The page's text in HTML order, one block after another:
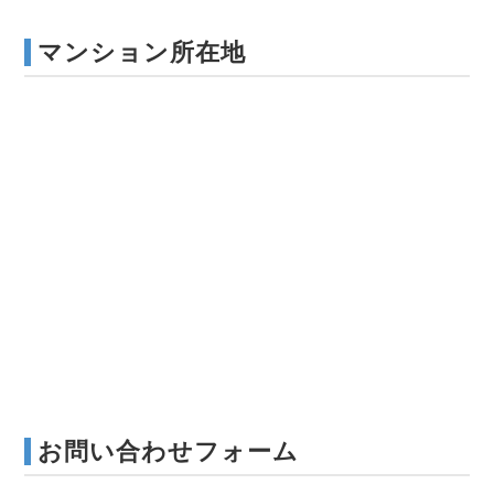
マンション所在地
お問い合わせフォーム